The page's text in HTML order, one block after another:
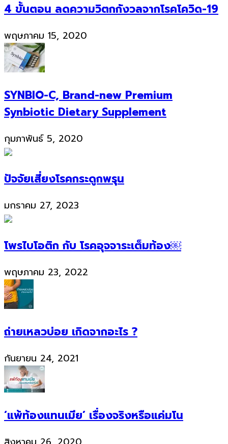
4 ขั้นตอน ลดความวิตกกังวลจากโรคโควิด-19
พฤษภาคม 15, 2020
SYNBIO-C, Brand-new Premium
Synbiotic Dietary Supplement
กุมภาพันธ์ 5, 2020
ปัจจัยเสี่ยงโรคกระดูกพรุน
มกราคม 27, 2023
โพรไบโอติก กับ โรคอุจจาระเต็มท้อง￼
พฤษภาคม 23, 2022
ถ่ายเหลวบ่อย เกิดจากอะไร ?
กันยายน 24, 2021
‘แพ้ท้องแทนเมีย’ เรื่องจริงหรือแค่มโน